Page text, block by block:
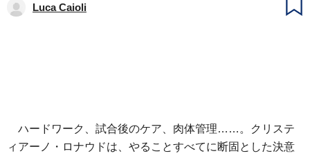
Luca Caioli
ハードワーク、試合後のケア、肉体管理……。クリステ
ィアーノ・ロナウドは、やることすべてに断固とした決意